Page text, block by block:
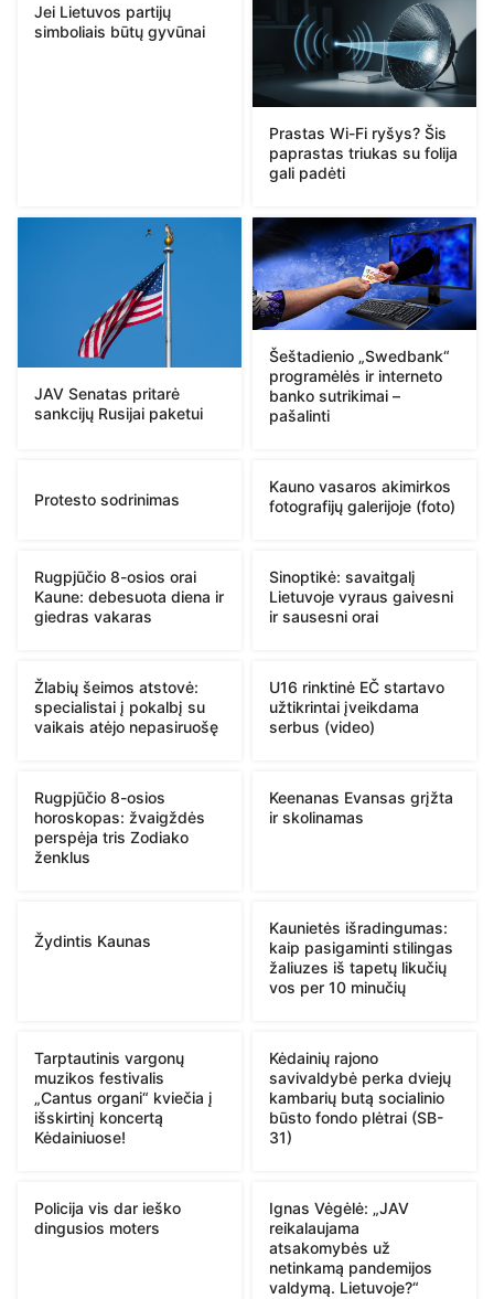
Jei Lietuvos partijų
simboliais būtų gyvūnai
Prastas Wi-Fi ryšys? Šis
paprastas triukas su folija
gali padėti
JAV Senatas pritarė
sankcijų Rusijai paketui
Šeštadienio „Swedbank“
programėlės ir interneto
banko sutrikimai –
pašalinti
Protesto sodrinimas
Kauno vasaros akimirkos
fotografijų galerijoje (foto)
Rugpjūčio 8-osios orai
Kaune: debesuota diena ir
giedras vakaras
Sinoptikė: savaitgalį
Lietuvoje vyraus gaivesni
ir sausesni orai
Žlabių šeimos atstovė:
specialistai į pokalbį su
vaikais atėjo nepasiruošę
U16 rinktinė EČ startavo
užtikrintai įveikdama
serbus (video)
Rugpjūčio 8-osios
horoskopas: žvaigždės
perspėja tris Zodiako
ženklus
Keenanas Evansas grįžta
ir skolinamas
Žydintis Kaunas
Kaunietės išradingumas:
kaip pasigaminti stilingas
žaliuzes iš tapetų likučių
vos per 10 minučių
Tarptautinis vargonų
muzikos festivalis
„Cantus organi“ kviečia į
išskirtinį koncertą
Kėdainiuose!
Kėdainių rajono
savivaldybė perka dviejų
kambarių butą socialinio
būsto fondo plėtrai (SB-
31)
Policija vis dar ieško
dingusios moters
Ignas Vėgėlė: „JAV
reikalaujama
atsakomybės už
netinkamą pandemijos
valdymą. Lietuvoje?“